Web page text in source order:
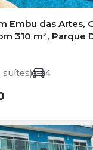
Embu das Artes,
310 m², Parque
suítes) 4